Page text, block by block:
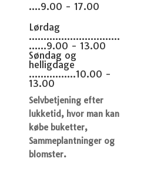
....9.00 - 17.00
Lørdag
...............................
......9.00 - 13.00
Søndag og
helligdage
................10.00 -
13.00
Selvbetjening efter
lukketid, hvor man kan
købe buketter,
Sammeplantninger og
blomster.